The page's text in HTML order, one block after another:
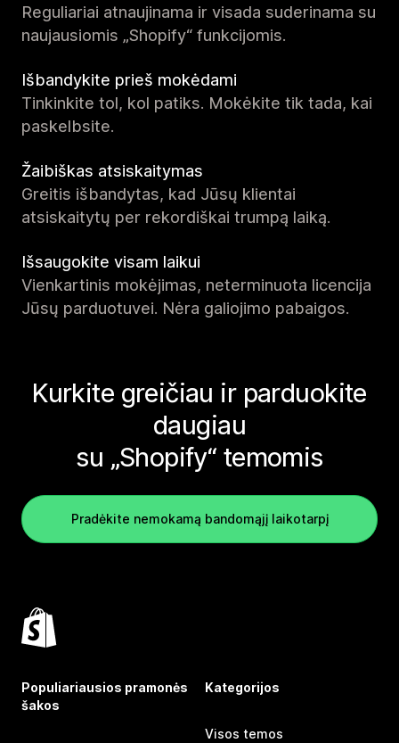
Reguliariai atnaujinama ir visada suderinama su
naujausiomis „Shopify“ funkcijomis.
Išbandykite prieš mokėdami
Tinkinkite tol, kol patiks. Mokėkite tik tada, kai
paskelbsite.
Žaibiškas atsiskaitymas
Greitis išbandytas, kad Jūsų klientai
atsiskaitytų per rekordiškai trumpą laiką.
Išsaugokite visam laikui
Vienkartinis mokėjimas, neterminuota licencija
Jūsų parduotuvei. Nėra galiojimo pabaigos.
Kurkite greičiau ir parduokite
daugiau
su „Shopify“ temomis
Pradėkite nemokamą bandomąjį laikotarpį
Populiariausios pramonės
šakos
Kategorijos
Visos temos